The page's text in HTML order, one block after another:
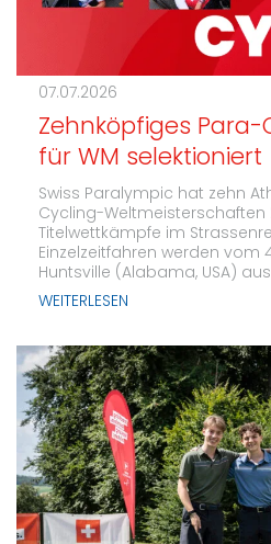
07.07.2026
Zehnköpfiges
für WM selektioniert
Swiss Paralympic hat zehn
Cycling-Weltmeisterschaften
Titelwettkämpfe im
Einzelzeitfahren werden vom
Huntsville (Alabama, USA)
WEITERLESEN